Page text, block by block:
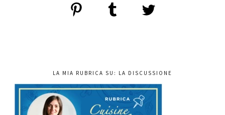
LA MIA RUBRICA SU: LA DISCUSSIONE